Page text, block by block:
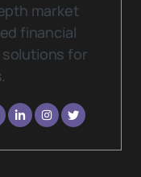
market
financial
for